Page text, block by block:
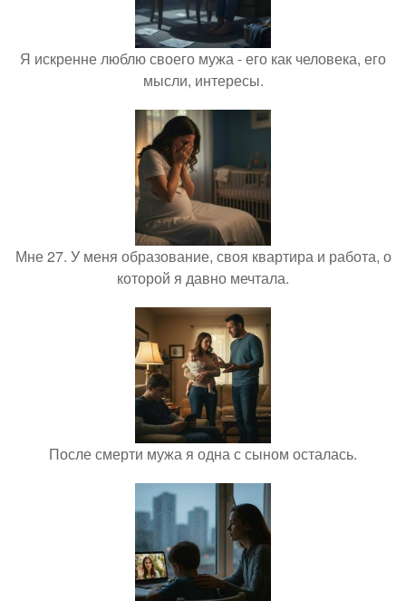
Я искренне люблю своего мужа - его как человека, его
мысли, интересы.
Мне 27. У меня образование, своя квартира и работа, о
которой я давно мечтала.
После смерти мужа я одна с сыном осталась.